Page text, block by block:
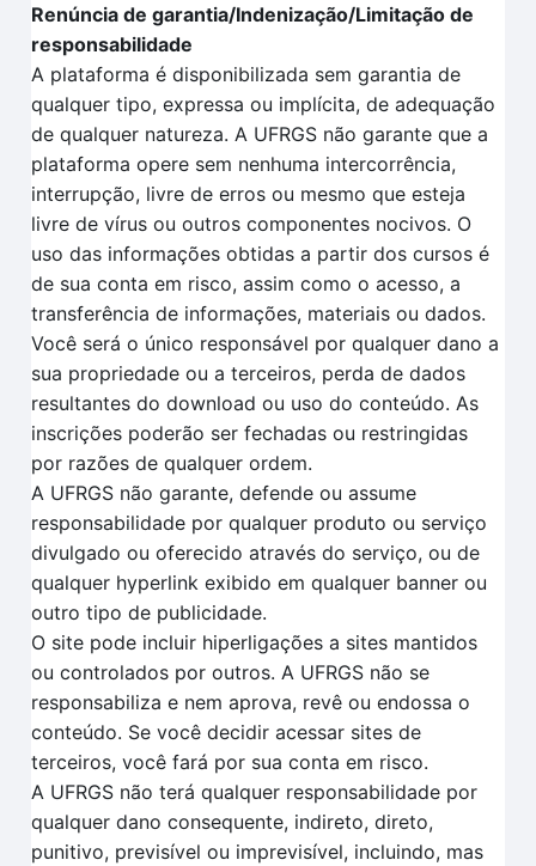
Renúncia de garantia/Indenização/Limitação de
responsabilidade
A plataforma é disponibilizada sem garantia de
qualquer tipo, expressa ou implícita, de adequação
de qualquer natureza. A UFRGS não garante que a
plataforma opere sem nenhuma intercorrência,
interrupção, livre de erros ou mesmo que esteja
livre de vírus ou outros componentes nocivos. O
uso das informações obtidas a partir dos cursos é
de sua conta em risco, assim como o acesso, a
transferência de informações, materiais ou dados.
Você será o único responsável por qualquer dano a
sua propriedade ou a terceiros, perda de dados
resultantes do download ou uso do conteúdo. As
inscrições poderão ser fechadas ou restringidas
por razões de qualquer ordem.
A UFRGS não garante, defende ou assume
responsabilidade por qualquer produto ou serviço
divulgado ou oferecido através do serviço, ou de
qualquer hyperlink exibido em qualquer banner ou
outro tipo de publicidade.
O site pode incluir hiperligações a sites mantidos
ou controlados por outros. A UFRGS não se
responsabiliza e nem aprova, revê ou endossa o
conteúdo. Se você decidir acessar sites de
terceiros, você fará por sua conta em risco.
A UFRGS não terá qualquer responsabilidade por
qualquer dano consequente, indireto, direto,
punitivo, previsível ou imprevisível, incluindo, mas